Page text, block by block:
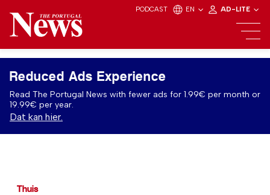
PODCAST EN AD-LITE
Reduced Ads Experience
Read The Portugal News with fewer ads for 1.99€ per month or
19.99€ per year.
Dat kan hier.
Thuis